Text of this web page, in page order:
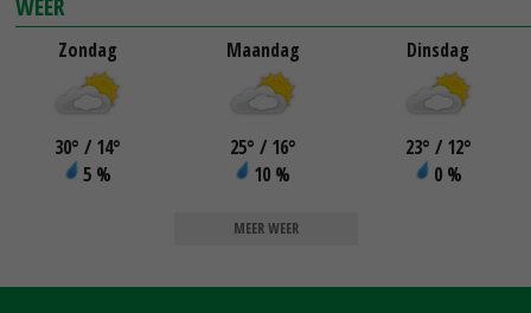
WEER
Zondag
30° / 14°
5 %
Maandag
25° / 16°
10 %
Dinsdag
23° / 12°
0 %
MEER WEER